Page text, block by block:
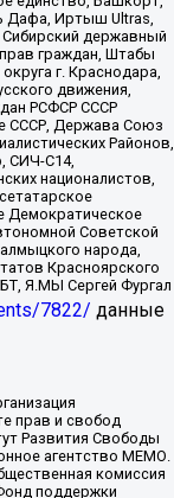
Дафа, Иртыш Ultras,
Сибирский державный
граждан, Штабы
г. Краснодара,
движения,
РСФСР СССР
СССР, Держава Союз
Районов,
СИЧ-С14,
националистов,
Демократическое
Советской
народа,
Красноярского
Я.МЫ Сергей Фургал
7822/ данные
Леонидовна, Семенов Алексей Владимирович, Шаинян Карен Багратович, Шульман Екатерина Михайловна, Асафьев Артур Валерьевич, Вахштайн Виктор Семенович, Венедиктов Алексей Алексеевич, Лушникова Екатерина Евгеньевна, Волков Леонид Михайлович, Невзоров Александр Глебович, Пархоменко Сергей Борисович, Сироткин Ярослав Николаевич, Кара-Мурза Владимир Владимирович, Баранова Наталья Владимировна, Гозман Леонид Яковлевич, Кагарлицкий Борис Юльевич, Климарев Михаил Валерьевич, Милов Владимир Станиславович, Автономная некоммерческая организация Краснодарский центр современного искусства "Типография", Моргенштерн Алишер Тагирович, Соболь Любовь Эдуардовна, Общество с ограниченной ответственностью "ЛИЗА НОРМ", Каспаров Гарри Кимович, Ходорковский Михаил Борисович, Общество с ограниченной ответственностью "Апрельские тезисы", Данилович Ирина Брониславовна, Кашин Олег Владимирович, Петров Николай Владимирович, Пивоваров Алексей Владимирович, Соколов Михаил Владимирович, Цветкова Юлия Владимировна, Чичваркин Евгений Александрович, Комитет против пыток/Команда против пыток, Общество с ограниченной ответственностью "Первый научный", Общество с ограниченной ответственностью "Вертолет и ко", Белоцерковская Вероника Борисовна, Кац Максим Евгеньевич, Лазарева Татьяна Юрьевна, Шаведдинов Руслан Табризович, Яшин Илья Валерьевич, Общество с ограниченной ответственностью "Иноагент ААВ", Алешковский Дмитрий Петрович, Альбац Евгения Марковна, Быков Дмитрий Львович, Галямина Юлия Евгеньевна, Лойко Сергей Леонидович, Мартынов Кирилл Константинович, Медведев Сергей Александрович, Крашенинников Федор Геннадиевич, Гордеева Катерина Вл